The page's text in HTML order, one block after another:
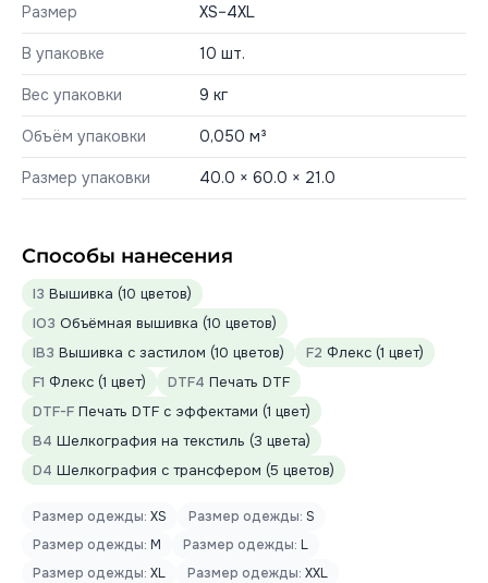
Размер XS–4XL
В упаковке 10 шт.
Вес упаковки 9 кг
Объём упаковки 0,050 м³
Размер упаковки 40.0 × 60.0 × 21.0
Способы нанесения
I3 Вышивка (10 цветов)
IO3 Объёмная вышивка (10 цветов)
IB3 Вышивка с застилом (10 цветов) F2 Флекс (1 цвет)
F1 Флекс (1 цвет) DTF4 Печать DTF
DTF-F Печать DTF с эффектами (1 цвет)
B4 Шелкография на текстиль (3 цвета)
D4 Шелкография с трансфером (5 цветов)
Размер одежды: XS Размер одежды: S
Размер одежды: M Размер одежды: L
Размер одежды: XL Размер одежды: XXL